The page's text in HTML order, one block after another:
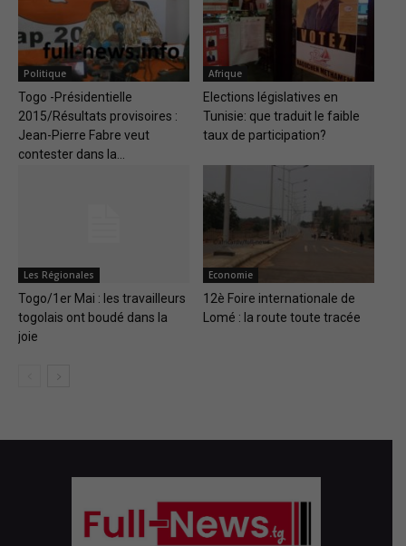
Politique
Togo -Présidentielle
2015/Résultats provisoires :
Jean-Pierre Fabre veut
contester dans la...
Afrique
Elections législatives en
Tunisie: que traduit le faible
taux de participation?
Les Régionales
Togo/1er Mai : les travailleurs
togolais ont boudé dans la
joie
Economie
12è Foire internationale de
Lomé : la route toute tracée